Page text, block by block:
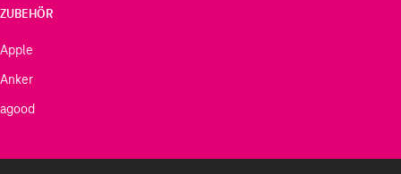
ZUBEHÖR
Apple
Anker
agood